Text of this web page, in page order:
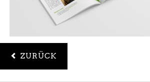
ZURÜCK